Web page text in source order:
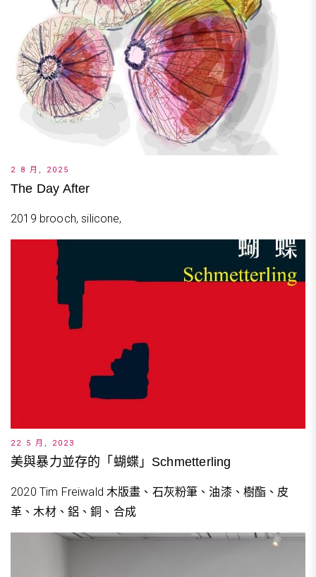
2 8 月, 2025
The Day After
2019 brooch, silicone,
22 5 月, 2023
美與暴力並存的「蝴蝶」Schmetterling
2020 Tim Freiwald 木版畫、石灰粉筆、油漆、樹酯、皮
革、木材、鋁、銅、合成